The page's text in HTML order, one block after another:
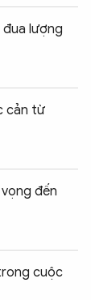
lượng
cản từ
đến
cuộc